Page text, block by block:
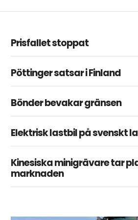
Prisfallet stoppat
Pöttinger satsar i Finland
Bönder bevakar gränsen
Elektrisk lastbil på svenskt
Kinesiska minigrävare tar
marknaden